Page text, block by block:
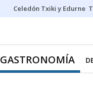
Celedón Txiki y Edurne
GASTRONOMÍA